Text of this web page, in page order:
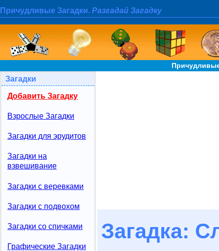
Причудливые Загадки. Разгадай Загадку
Загадки
Добавить Загадку
Взрослые Загадки
Загадки для эрудитов
Загадки на
взвешивание
Загадки с веревками
Загадки с подвохом
Загадки со спичками
Графические Загадки
Загадка: